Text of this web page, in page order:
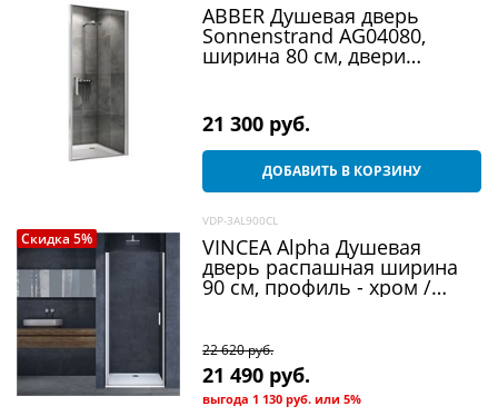
ABBER Душевая дверь
Sonnenstrand AG04080,
ширина 80 см, двери
21 300 руб.
ДОБАВИТЬ В КОРЗИНУ
Скидка 5%
VDP-3AL900CL
VINCEA Alpha Душевая
дверь распашная ширина
90 см, профиль - хром /
22 620 руб.
21 490 руб.
выгода 1 130 руб. или5%